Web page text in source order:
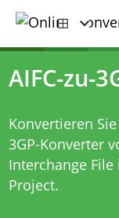
AIFC-zu-
Konvertieren
3GP-Konverter
Interchange
Project.